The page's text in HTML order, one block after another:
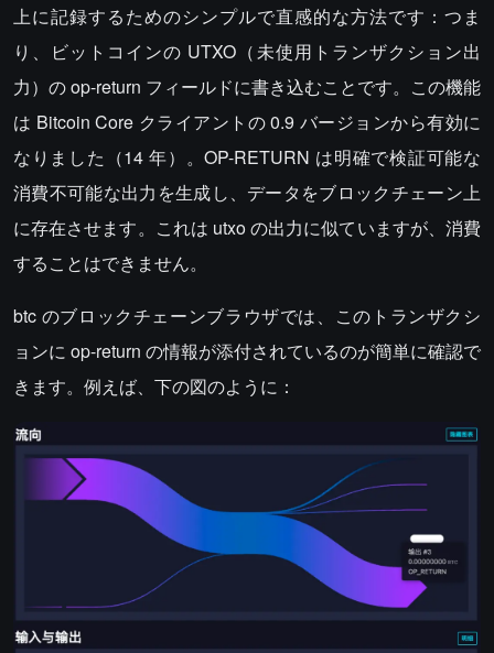
上に記録するためのシンプルで直感的な方法です：つま
り、ビットコインの UTXO（未使用トランザクション出
力）の op-return フィールドに書き込むことです。この機能
は Bitcoin Core クライアントの 0.9 バージョンから有効に
なりました（14 年）。OP-RETURN は明確で検証可能な
消費不可能な出力を生成し、データをブロックチェーン上
に存在させます。これは utxo の出力に似ていますが、消費
することはできません。
btc のブロックチェーンブラウザでは、このトランザクシ
ョンに op-return の情報が添付されているのが簡単に確認で
きます。例えば、下の図のように：